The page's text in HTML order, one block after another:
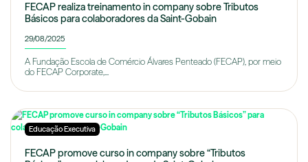
FECAP realiza treinamento in company sobre Tributos
Básicos para colaboradores da Saint-Gobain
29/08/2025
A Fundação Escola de Comércio Álvares Penteado (FECAP), por meio
do FECAP Corporate,...
Educação Executiva
FECAP promove curso in company sobre “Tributos